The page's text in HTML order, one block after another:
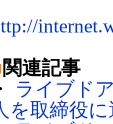
関連記事
ライブド
を取締役